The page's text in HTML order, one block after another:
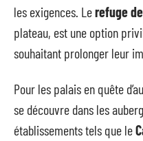
les exigences. Lerefuge
plateau, est une option
souhaitant prolonger leur
Pour les palais en quête
se découvre dans les
établissements tels que le